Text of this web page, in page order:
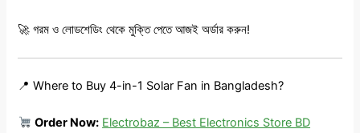
🚀 গরম ও লোডশেডিং থেকে মুক্তি পেতে আজই অর্ডার করুন!
📍 Where to Buy 4-in-1 Solar Fan in Bangladesh?
Order Now: Electrobaz – Best Electronics Store BD